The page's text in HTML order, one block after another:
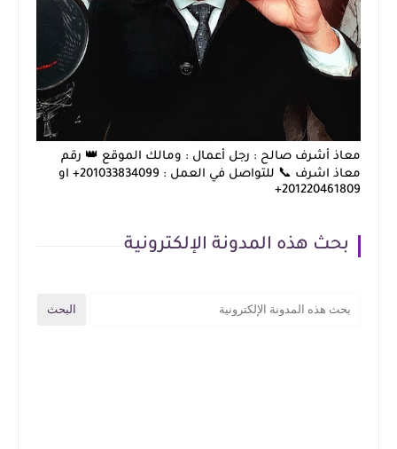
معاذ أشرف صالح : رجل أعمال : ومالك الموقع 👑 رقم
معاذ اشرف 📞 للتواصل في العمل : 201033834099+ او
201220461809+
بحث هذه المدونة الإلكترونية